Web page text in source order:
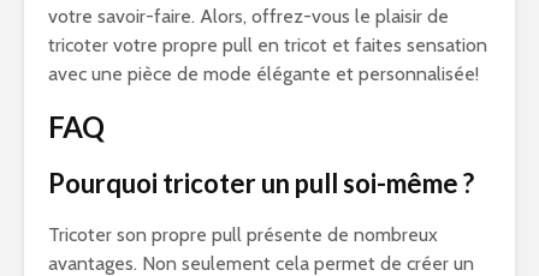
votre savoir-faire. Alors, offrez-vous le plaisir de
tricoter votre propre pull en tricot et faites sensation
avec une pièce de mode élégante et personnalisée!
FAQ
Pourquoi tricoter un pull soi-même ?
Tricoter son propre pull présente de nombreux
avantages. Non seulement cela permet de créer un